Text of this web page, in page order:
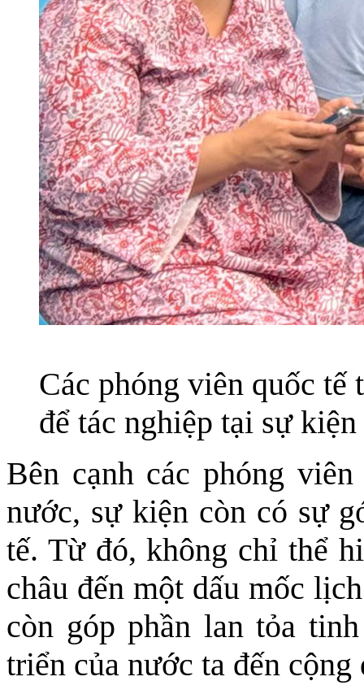
Các phóng viên quốc
để tác nghiệp tại sự kiện
Bên cạnh các phóng
nước, sự kiện còn có sự
tế. Từ đó, không chỉ thể
châu đến một dấu mốc
còn góp phần lan tỏa
triển của nước ta đến